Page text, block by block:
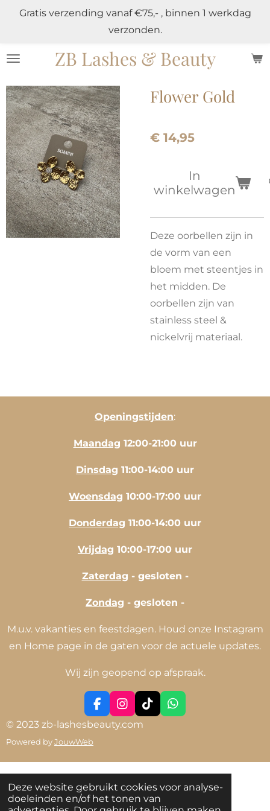
Deze website gebruikt cookies voor analyse-
doeleinden en/of het tonen van
de
ZB Lashes & Beauty
Gratis verzending vanaf €75,- , binnen 1 werkdag
verzonden.
Flower Gold
€ 14,95
In
winkelwagen
Deze oorbellen zijn in
de vorm van een
bloem met steentjes in
het midden. De
oorbellen zijn van
stainless steel &
nickelvrij materiaal.
Openingstijden:
Maandag 12:00-21:00 uur
Dinsdag 11:00-14:00 uur
Woensdag 10:00-17:00 uur
Donderdag 11:00-14:00 uur
Vrijdag 10:00-17:00 uur
Zaterdag - gesloten -
Zondag - gesloten -
M.u.v. vakanties en feestdagen. Houd onze Instagram
en Home page in de gaten voor de actuele updates.
Wij zijn geopend op afspraak.
F
a
c
o
o
k
I
n
s
g
r
a
m
T
i
k
W
h
A
p
p
© 2023 zb-lashesbeauty.com
Powered byJouwWeb